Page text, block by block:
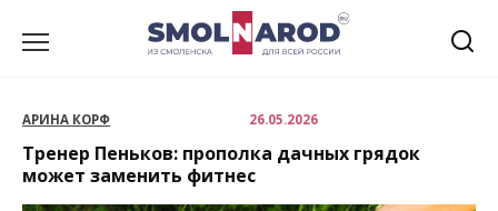
АРИНА КОРФ 26.05.2026
Тренер Пеньков: прополка дачных грядок
может заменить фитнес